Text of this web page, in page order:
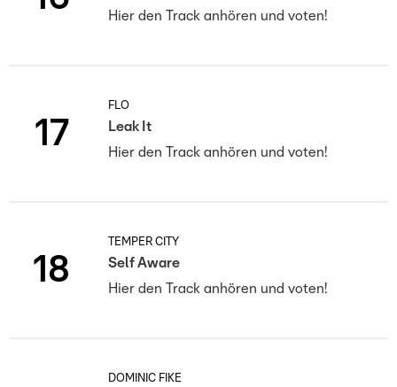
Hier den Track anhören und voten!
17
FLO
Leak It
Hier den Track anhören und voten!
18
TEMPER CITY
Self Aware
Hier den Track anhören und voten!
DOMINIC FIKE